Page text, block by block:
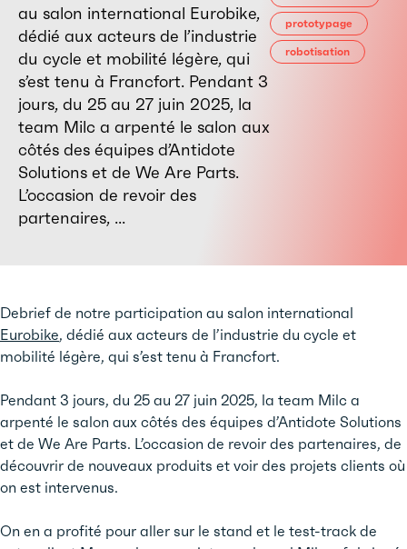
au salon international Eurobike,
dédié aux acteurs de l’industrie
du cycle et mobilité légère, qui
s’est tenu à Francfort. Pendant 3
jours, du 25 au 27 juin 2025, la
team Milc a arpenté le salon aux
côtés des équipes d’Antidote
Solutions et de We Are Parts.
L’occasion de revoir des
partenaires, ...
prototypage
robotisation
Debrief de notre participation au salon international
Eurobike, dédié aux acteurs de l’industrie du cycle et
mobilité légère, qui s’est tenu à Francfort.
Pendant 3 jours, du 25 au 27 juin 2025, la team Milc a
arpenté le salon aux côtés des équipes d’Antidote Solutions
et de We Are Parts. L’occasion de revoir des partenaires, de
découvrir de nouveaux produits et voir des projets clients où
on est intervenus.
On en a profité pour aller sur le stand et le test-track de